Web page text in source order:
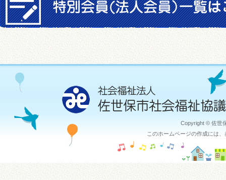
Copyright © 佐世
このホームページの作成には